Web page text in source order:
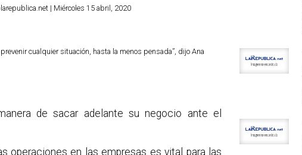
| Miércoles 15 abril, 2020
cualquier situación, hasta la menos pensada”, dijo Ana
de sacar adelante su negocio ante el
operaciones en las empresas es vital para las